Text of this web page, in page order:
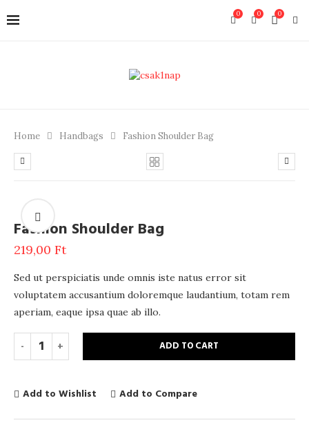
0
0
0
Home Handbags Fashion Shoulder Bag
Fashion Shoulder Bag
219,00 Ft
Sed ut perspiciatis unde omnis iste natus error sit
voluptatem accusantium doloremque laudantium, totam rem
aperiam, eaque ipsa quae ab illo.
ADD TO CART
Add to Wishlist Add to Compare